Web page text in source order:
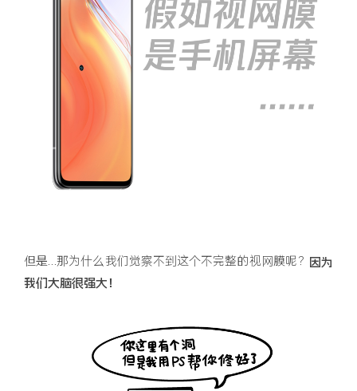
但是…那为什么我们觉察不到这个不完整的视网膜呢？ 因为
我们大脑很强大！